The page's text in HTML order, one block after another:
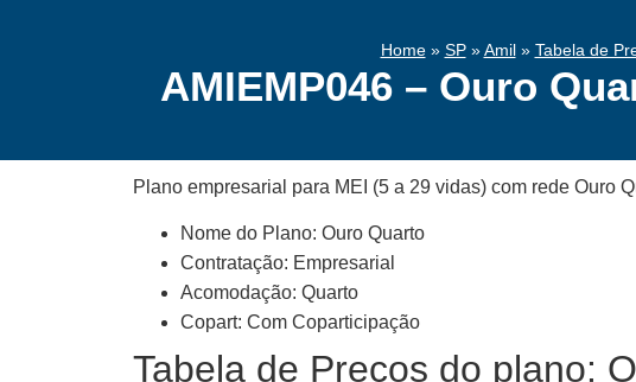
Home» SP» Amil » Tabela de
AMIEMP046 – Ouro
Plano empresarial para MEI (5 a 29 vidas) com rede Ouro
Nome do Plano: Ouro Quarto
Contratação: Empresarial
Acomodação: Quarto
Copart: Com Coparticipação
Tabela de Preços do plano: